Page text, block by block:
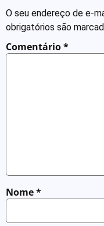
O seu endereço de e-
obrigatórios são
Comentário*
Nome*